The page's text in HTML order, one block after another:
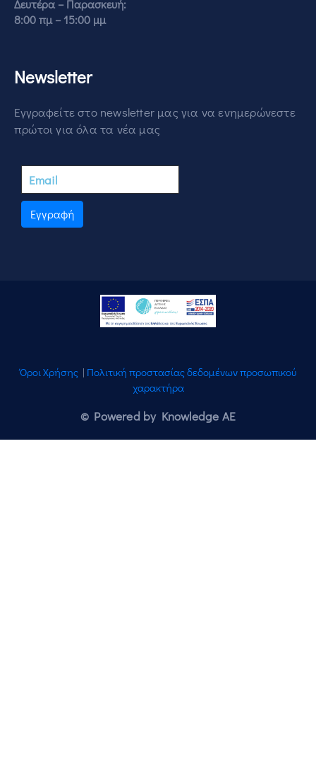
Δευτέρα – Παρασκευή:
8:00 πμ – 15:00 μμ
Newsletter
Εγγραφείτε στο newsletter μας για να ενημερώνεστε
πρώτοι για όλα τα νέα μας
Εγγραφή
Όροι Χρήσης | Πολιτική προστασίας δεδομένων προσωπικού
χαρακτήρα
© Powered by Knowledge AE